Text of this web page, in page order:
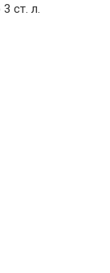
ст. л.